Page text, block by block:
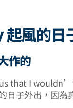
風的日
作的
that I
日子外出，因為